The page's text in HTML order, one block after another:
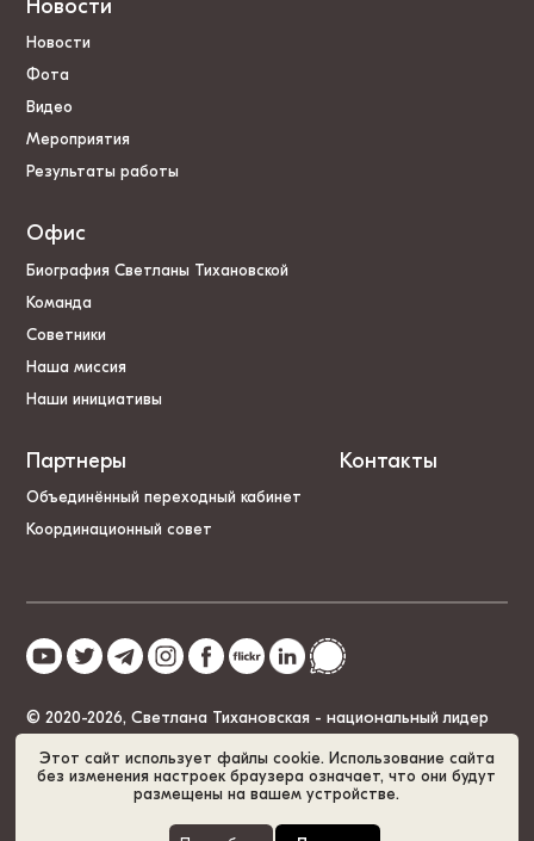
Этот сайт использует файлы cookie. Использование сайта
без изменения настроек браузера означает, что они будут
размещены на вашем устройстве.
Новости
Новости
Фота
Видео
Мероприятия
Результаты работы
Офис
Биография Светланы Тихановской
Команда
Советники
Наша миссия
Наши инициативы
Партнеры
Объединённый переходный кабинет
Координационный совет
Контакты
© 2020-2026, Светлана Тихановская - национальный лидер